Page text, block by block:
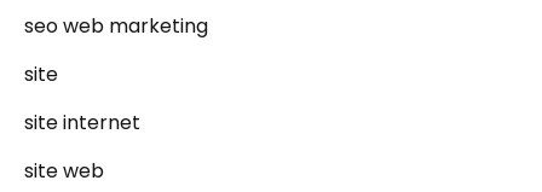
seo web marketing
site
site internet
site web